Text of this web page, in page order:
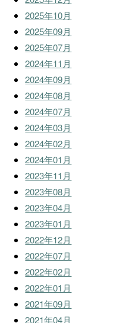
2025年10月
2025年09月
2025年07月
2024年11月
2024年09月
2024年08月
2024年07月
2024年03月
2024年02月
2024年01月
2023年11月
2023年08月
2023年04月
2023年01月
2022年12月
2022年07月
2022年02月
2022年01月
2021年09月
2021年04月